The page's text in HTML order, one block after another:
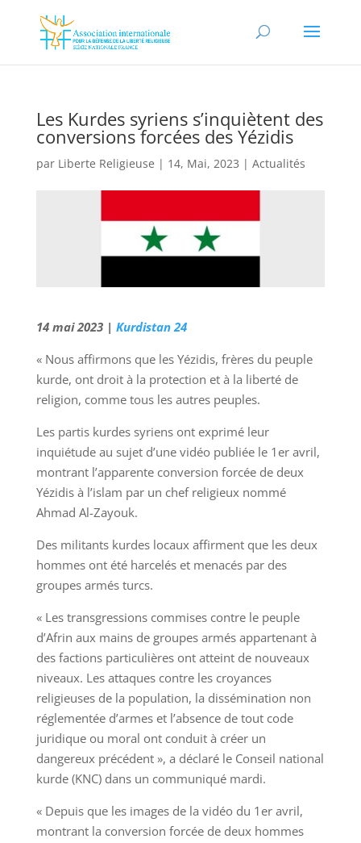
Les Kurdes syriens s’inquiètent des
conversions forcées des Yézidis
par Liberte Religieuse | 14, Mai, 2023 | Actualités
14 mai 2023 | Kurdistan 24
« Nous affirmons que les Yézidis, frères du peuple
kurde, ont droit à la protection et à la liberté de
religion, comme tous les autres peuples.
Les partis kurdes syriens ont exprimé leur
inquiétude au sujet d’une vidéo publiée le 1er avril,
montrant l’apparente conversion forcée de deux
Yézidis à l’islam par un chef religieux nommé
Ahmad Al-Zayouk.
Des militants kurdes locaux affirment que les deux
hommes ont été harcelés et menacés par des
groupes armés turcs.
« Les transgressions commises contre le peuple
d’Afrin aux mains de groupes armés appartenant à
des factions particulières ont atteint de nouveaux
niveaux. Les attaques contre les croyances
religieuses de la population, la dissémination non
réglementée d’armes et l’absence de tout code
juridique ou moral ont conduit à créer un
dangereux précédent », a déclaré le Conseil national
kurde (KNC) dans un communiqué mardi.
« Depuis que les images de la vidéo du 1er avril,
montrant la conversion forcée de deux hommes